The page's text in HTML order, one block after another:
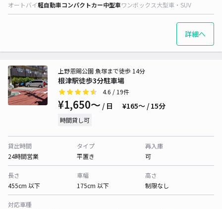
オートバイ軽自動車コンパクトカー中型車ワンボックス大型車・SUV
詳細へ
根津駅徒歩3分駐車場
上野恩賜公園 魚塚まで徒歩 14分
4.6 / 19件
¥1,650〜 / 日 ¥165〜 / 15分
時間貸し可
貸出時間
24時間営業
タイプ
平置き
再入庫
可
長さ
455cm 以下
車幅
175cm 以下
高さ
制限なし
対応車種